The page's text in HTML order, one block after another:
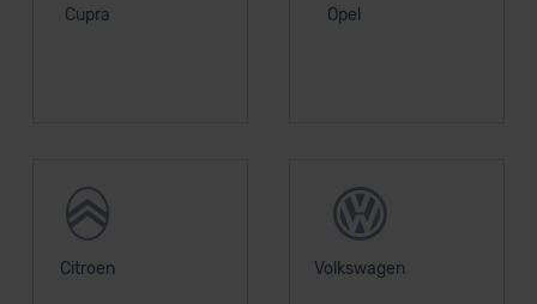
Cupra Opel
Citroen Volkswagen